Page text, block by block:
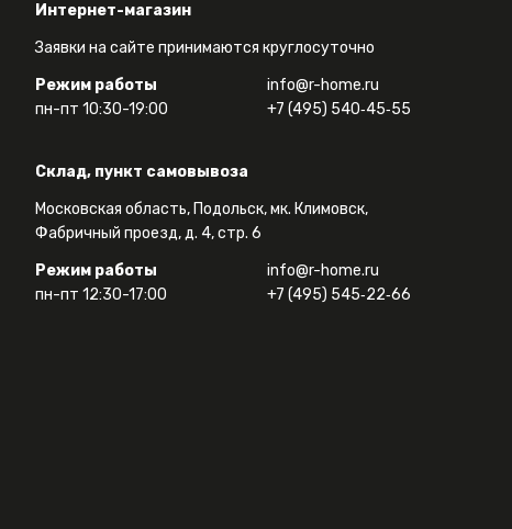
Интернет-магазин
Заявки на сайте принимаются круглосуточно
Режим работы
пн-пт 10:30-19:00
info@r-home.ru
+7 (495) 540‑45‑55
Склад, пункт самовывоза
Московская область, Подольск, мк. Климовск,
Фабричный проезд, д. 4, стр. 6
Режим работы
пн-пт 12:30-17:00
info@r-home.ru
+7 (495) 545‑22‑66